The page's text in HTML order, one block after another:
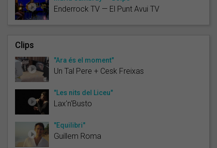
Enderrock TV — El Punt Avui TV
Clips
"Ara és el moment"
Un Tal Pere + Cesk Freixas
"Les nits del Liceu"
Lax'n'Busto
"Equilibri"
Guillem Roma